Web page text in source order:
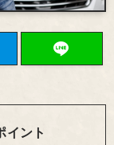
イント